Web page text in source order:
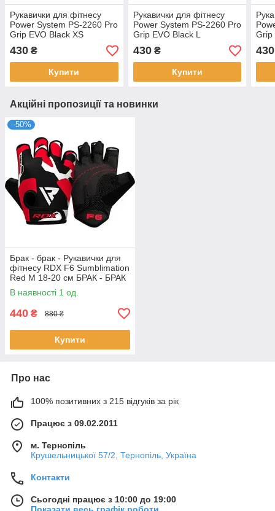
Рукавички для фітнесу
Power System PS-2260 Pro
Grip EVO Black XS
430 ₴
Купити
Рукавички для фітнесу
Power System PS-2260 Pro
Grip EVO Black L
430₴
Купити
Grip
430
Акційні пропозиції та новинки
–50%
Брак - брак - Рукавички для
фітнесу RDX F6 Sumblimation
Red M 18-20 см БРАК - БРАК
В наявності 1 од.
440 ₴ 880 ₴
Купити
Про нас
100% позитивних з 215 відгуків за рік
Працює з 09.02.2011
м. Тернопіль
Крушельницької 57/2, Тернопіль, Україна
Контакти
Сьогодні працює з 10:00 до 19:00